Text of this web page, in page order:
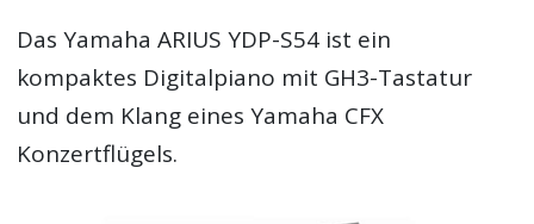
Das Yamaha ARIUS YDP-S54 ist ein
kompaktes Digitalpiano mit GH3-Tastatur
und dem Klang eines Yamaha CFX
Konzertflügels.